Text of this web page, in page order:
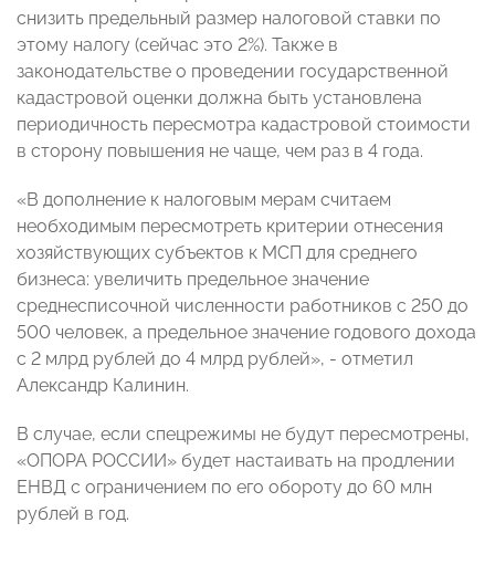
снизить предельный размер налоговой ставки по
этому налогу (сейчас это 2%). Также в
законодательстве о проведении государственной
кадастровой оценки должна быть установлена
периодичность пересмотра кадастровой стоимости
в сторону повышения не чаще, чем раз в 4 года.
«В дополнение к налоговым мерам считаем
необходимым пересмотреть критерии отнесения
хозяйствующих субъектов к МСП для среднего
бизнеса: увеличить предельное значение
среднесписочной численности работников с 250 до
500 человек, а предельное значение годового дохода
с 2 млрд рублей до 4 млрд рублей», - отметил
Александр Калинин.
В случае, если спецрежимы не будут пересмотрены,
«ОПОРА РОССИИ» будет настаивать на продлении
ЕНВД с ограничением по его обороту до 60 млн
рублей в год.